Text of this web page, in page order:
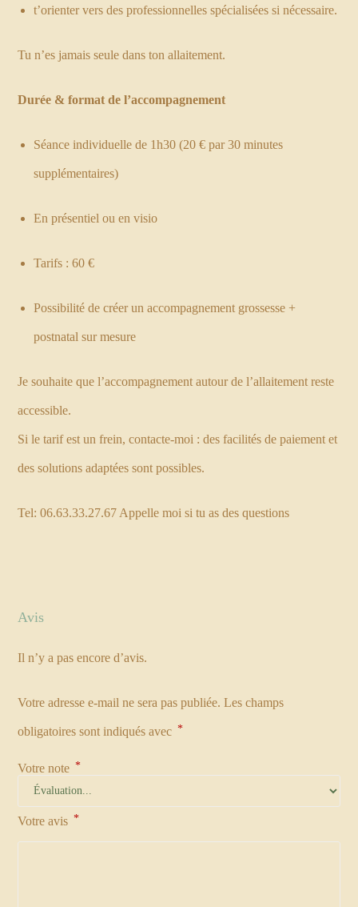
t’orienter vers des professionnelles spécialisées si nécessaire.
Tu n’es jamais seule dans ton allaitement.
Durée & format de l’accompagnement
Séance individuelle de 1h30 (20 € par 30 minutes
supplémentaires)
En présentiel ou en visio
Tarifs : 60 €
Possibilité de créer un accompagnement grossesse +
postnatal sur mesure
Je souhaite que l’accompagnement autour de l’allaitement reste
accessible.
Si le tarif est un frein, contacte-moi : des facilités de paiement et
des solutions adaptées sont possibles.
Tel: 06.63.33.27.67 Appelle moi si tu as des questions
Avis
Il n’y a pas encore d’avis.
Votre adresse e-mail ne sera pas publiée. Les champs
obligatoires sont indiqués avec *
Votre note *
Votre avis *